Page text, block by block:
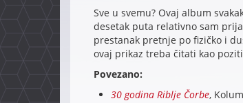
Sve u svemu? Ovaj album
desetak puta relativno sam
prestanak pretnje po fizičko i
ovaj prikaz treba čitati kao
Povezano:
30 godina Riblje Čorbe,